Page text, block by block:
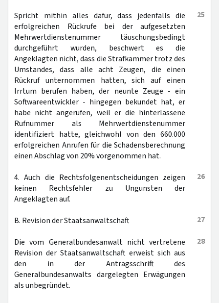
25
Spricht mithin alles dafür, dass jedenfalls die
erfolgreichen Rückrufe bei der aufgesetzten
Mehrwertdienstenummer täuschungsbedingt
durchgeführt wurden, beschwert es die
Angeklagten nicht, dass die Strafkammer trotz des
Umstandes, dass alle acht Zeugen, die einen
Rückruf unternommen hatten, sich auf einen
Irrtum berufen haben, der neunte Zeuge - ein
Softwareentwickler - hingegen bekundet hat, er
habe nicht angerufen, weil er die hinterlassene
Rufnummer als Mehrwertdienstenummer
identifiziert hatte, gleichwohl von den 660.000
erfolgreichen Anrufen für die Schadensberechnung
einen Abschlag von 20% vorgenommen hat.
26
4. Auch die Rechtsfolgenentscheidungen zeigen
keinen Rechtsfehler zu Ungunsten der
Angeklagten auf.
27
B. Revision der Staatsanwaltschaft
28
Die vom Generalbundesanwalt nicht vertretene
Revision der Staatsanwaltschaft erweist sich aus
den in der Antragsschrift des
Generalbundesanwalts dargelegten Erwägungen
als unbegründet.